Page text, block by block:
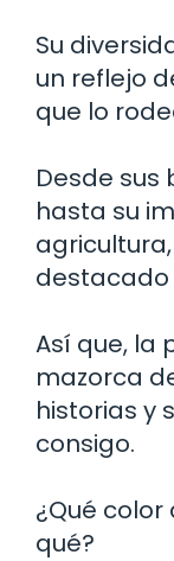
Su
un reflejo
que lo
Desde sus
hasta su
destacado
Así que, la
mazorca
historias y
consigo.
¿Qué
qué?